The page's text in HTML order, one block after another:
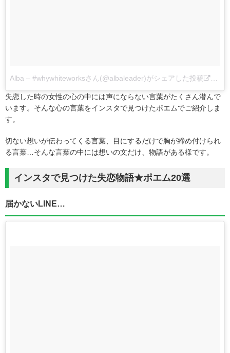
Alba – #whywhiteworksさん(@albaleader)がシェアした投稿 –
失恋した時の女性の心の中には声にならない言葉がたくさん潜んで
います。そんな心の言葉をインスタで見つけたポエムでご紹介しま
す。
切ない想いが伝わってくる言葉、目にするだけで胸が締め付けられ
る言葉…そんな言葉の中には想いの文だけ、物語がある様です。
インスタで見つけた失恋物語★ポエム20選
届かないLINE…